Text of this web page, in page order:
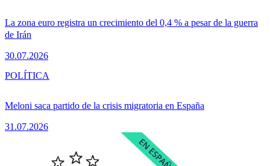
La zona euro registra un crecimiento del 0,4 % a pesar de la guerra
de Irán
30.07.2026
Meloni saca partido de la crisis migratoria en España
31.07.2026
POLÍTICA